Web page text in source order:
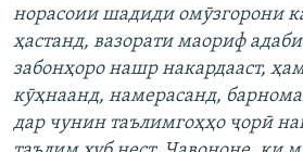
норасоии шадиди омӯзгорони
ҳастанд, вазорати маориф
забонҳоро нашр накардааст,
кӯҳнаанд, намерасанд,
дар чунин таълимгоҳҳо ҷорӣ